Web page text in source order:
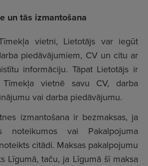
un tās izmantošana
vietni, Lietotājs var iegūt
piedāvājumiem, CV un citu ar
informāciju. Tāpat Lietotājs ir
vietnē savu CV, darba
vai darba piedāvājumu.
izmantošana ir bezmaksas, ja
noteikumos vai Pakalpojuma
citādi. Maksas pakalpojumu
Līgumā, taču, ja Līgumā šī maksa